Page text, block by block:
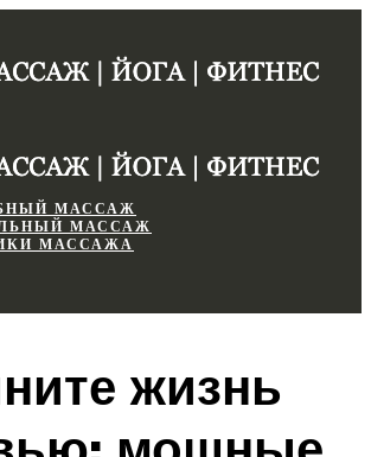
МАССАЖ
МАССАЖ
МАССАЖА
жизнь